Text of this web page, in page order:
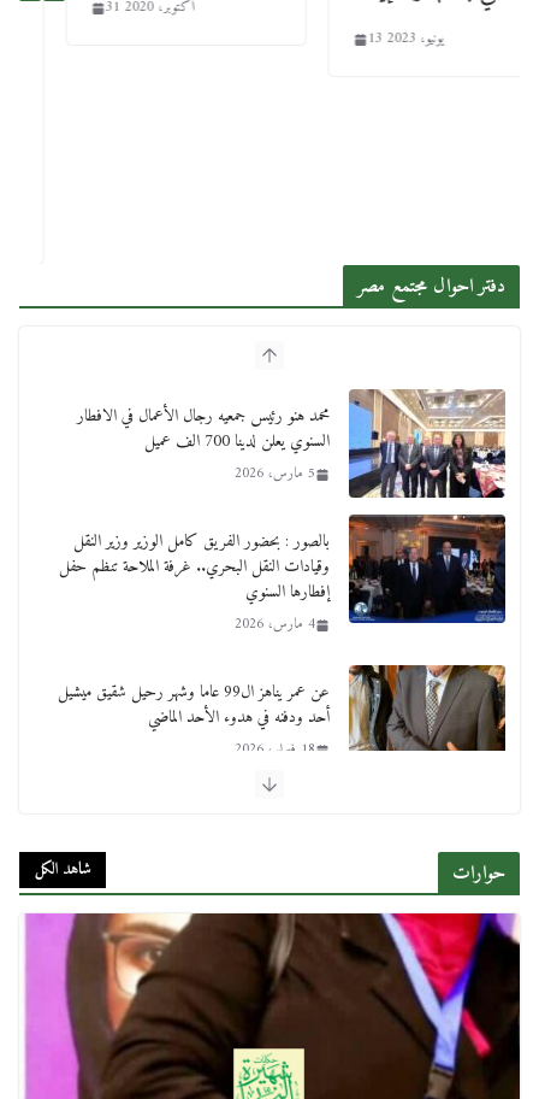
31 أكتوبر، 2020
13 يونيو، 2023
دفتر احوال مجتمع مصر
محمد هنو رئيس جمعيه رجال الأعمال في الافطار
السنوي يعلن لدينا 700 الف عميل
5 مارس، 2026
بالصور : بحضور الفريق كامل الوزير وزير النقل
وقيادات النقل البحري.. غرفة الملاحة تنظم حفل
إفطارها السنوي
4 مارس، 2026
عن عمر يناهز ال99 عاما وشهر رحيل شقيق ميشيل
أحد ودفنه في هدوء الأحد الماضي
18 فبراير، 2026
لجنة النقل والمواصلات بمجلس النواب ترسم خارطة
طريق لتطوير المنظومة .. ومصيلحي يطالب بـ«لجان
نوعية متخصصة» وربط التمويل بالإنجاز.
حوارات شاهد الكل